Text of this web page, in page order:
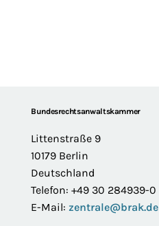
FooterBundesrechtsanwaltskammer
Littenstraße 9
10179 Berlin
Deutschland
Telefon: +49 30 284939-0
E-Mail: zentrale@brak.de